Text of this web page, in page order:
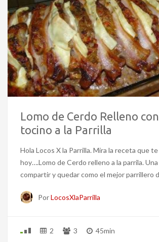
Lomo de Cerdo Relleno
tocino a la Parrilla
Hola Locos X la Parrilla. Mira la receta que
hoy….Lomo de Cerdo relleno a la parrila.
compartir y quedar como el mejor parrillero
PorLocosXlaParrilla
2 3 45min